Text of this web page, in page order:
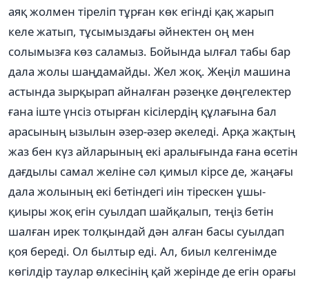
аяқ жолмен тіреліп тұрған көк егінді қақ жарып
келе жатып, тұсымыздағы әйнектен оң мен
солымызға көз саламыз. Бойында ылғал табы бар
дала жолы шаңдамайды. Жел жоқ. Жеңіл машина
астында зырқырап айналған рәзеңке дөңгелектер
ғана іште үнсіз отырған кісілердің құлағына бал
арасының ызылын әзер-әзер әкеледі. Арқа жақтың
жаз бен күз айларының екі аралығында ғана өсетін
дағдылы самал желіне сәл қимыл кірсе де, жаңағы
дала жолының екі бетіндегі иін тірескен ұшы-
қиыры жоқ егін суылдап шайқалып, теңіз бетін
шалған ирек толқындай дән алған басы суылдап
қоя береді. Ол былтыр еді. Ал, биыл келгенімде
көгілдір таулар өлкесінің қай жерінде де егін орағы